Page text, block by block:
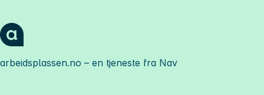
arbeidsplassen.no – en tjeneste fra Nav